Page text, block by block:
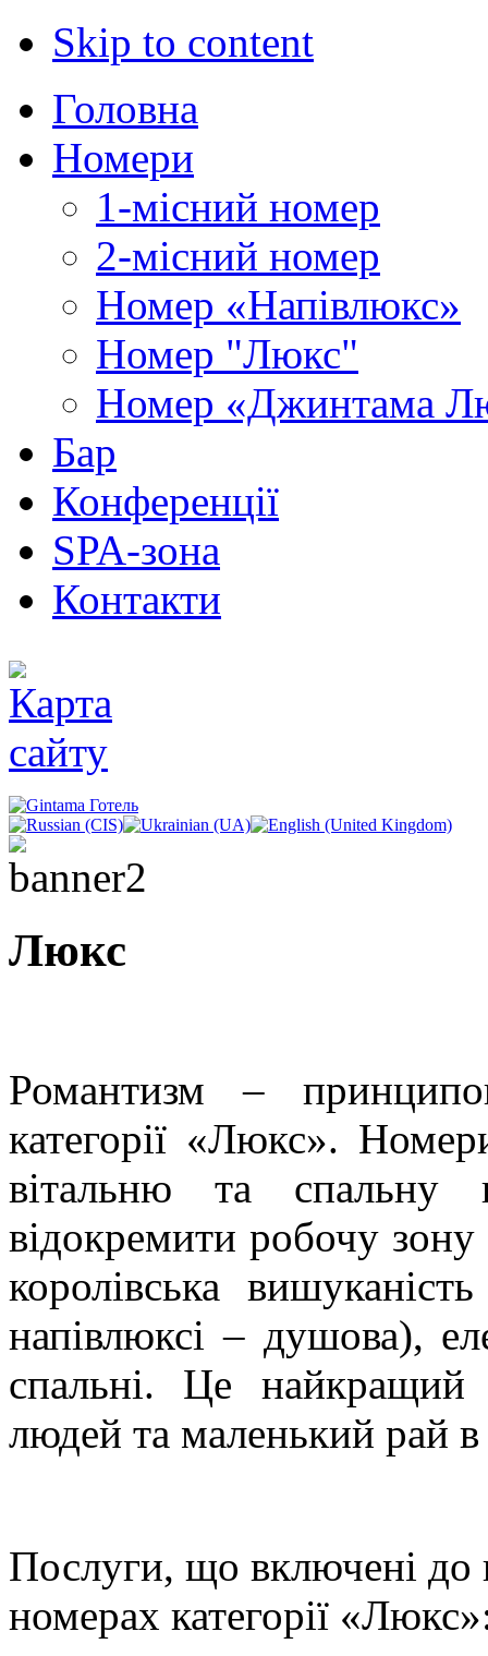
Skip to content
Головна
Номери
1-місний номер
2-місний номер
Номер «Напівлюкс»
Номер "Люкс"
Номер «Джинтама
Бар
Конференції
SPA-зона
Контакти
Люкс
Романтизм –
категорії «Люкс».
вітальню та спальну
відокремити робочу
королівська
напівлюксі – душова),
спальні. Це
людей та маленький рай
Послуги, що включені до
номерах категорії